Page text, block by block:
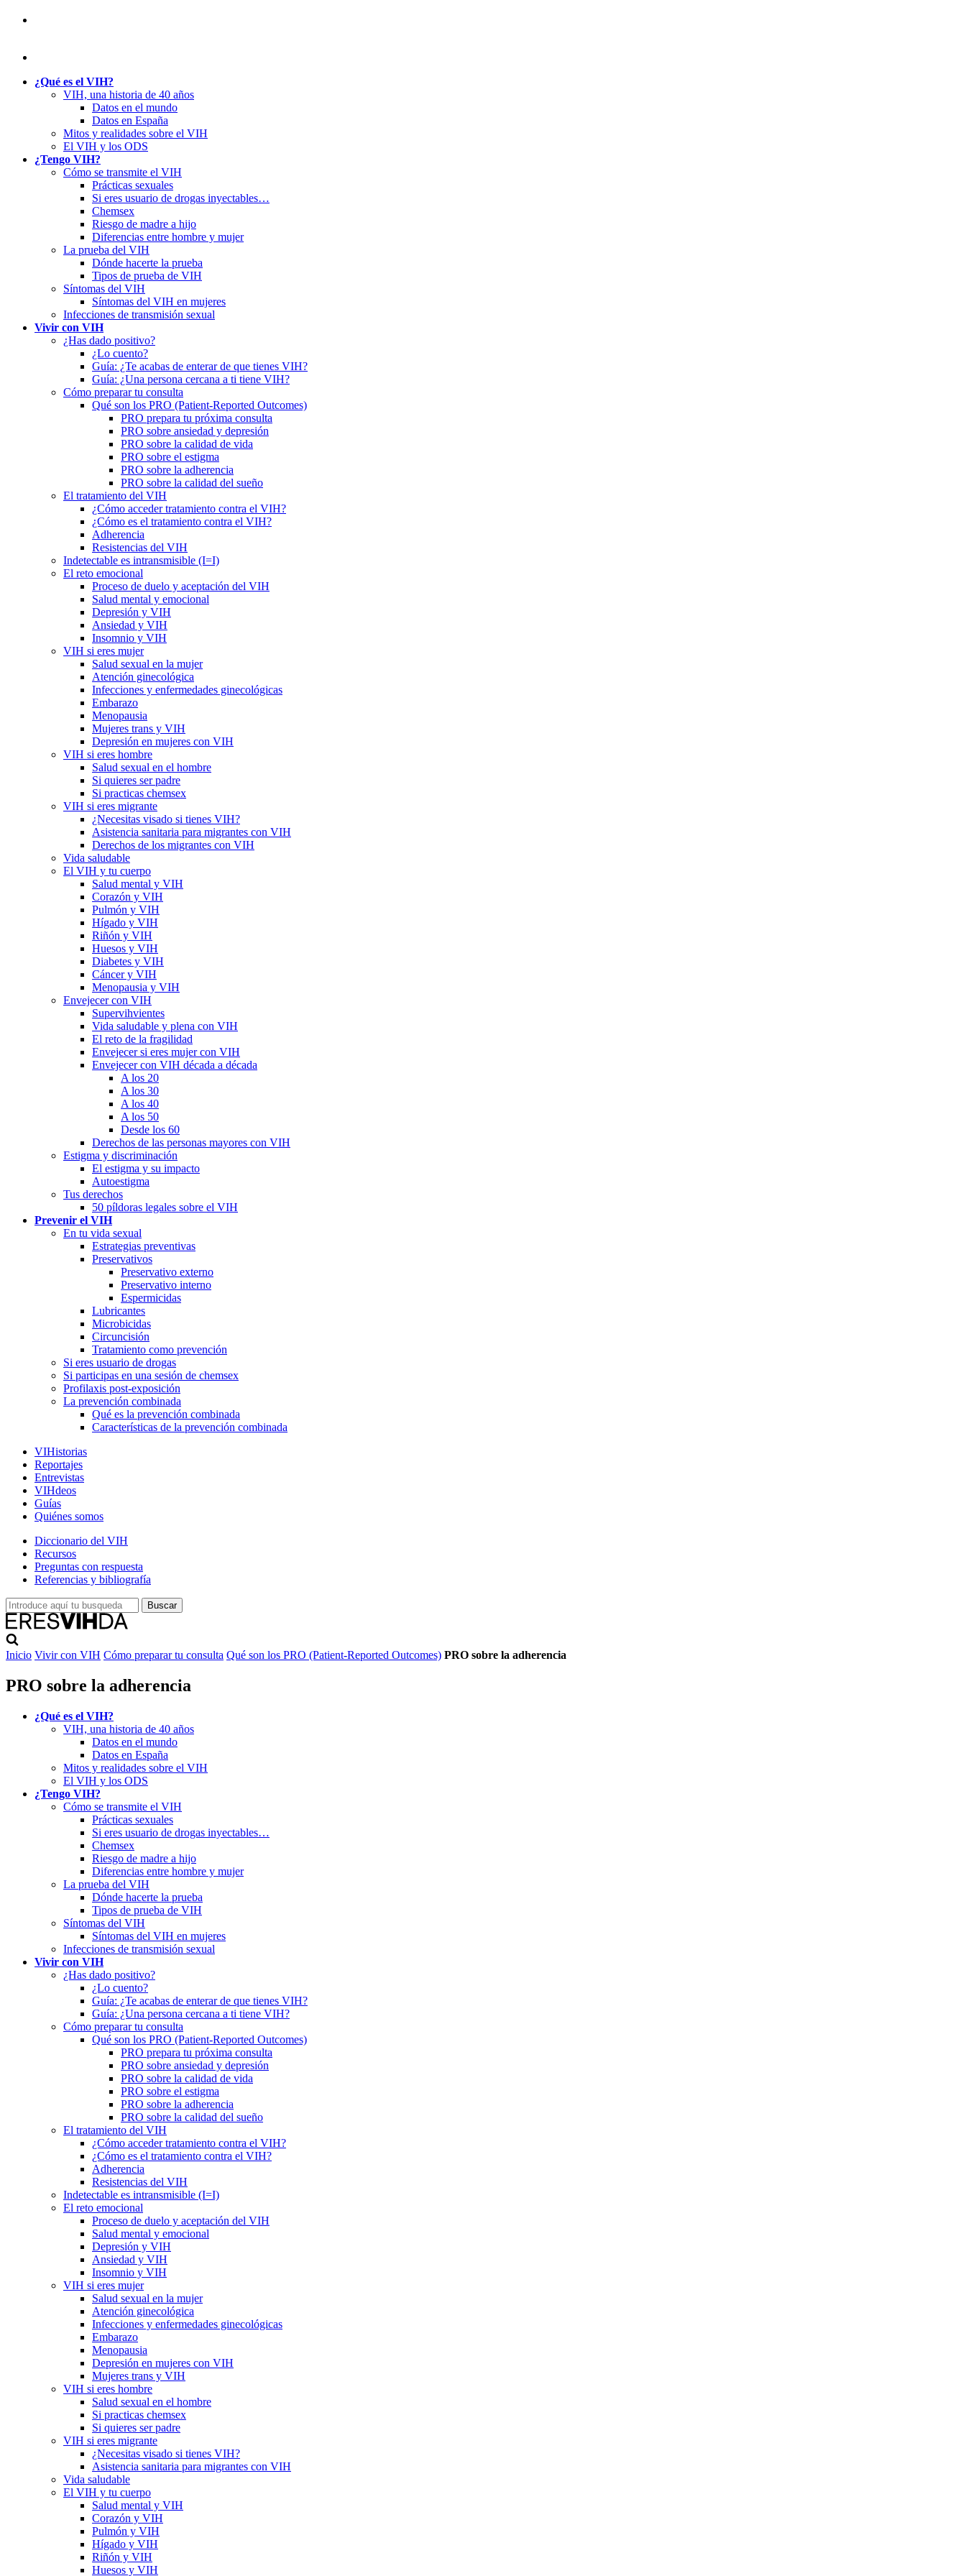
¿Qué es el VIH?
VIH, una historia de 40 años
Datos en el mundo
Datos en España
Mitos y realidades sobre el VIH
El VIH y los ODS
¿Tengo VIH?
Cómo se transmite el VIH
Prácticas sexuales
Si eres usuario de drogas inyectables…
Chemsex
Riesgo de madre a hijo
Diferencias entre hombre y mujer
La prueba del VIH
Dónde hacerte la prueba
Tipos de prueba de VIH
Síntomas del VIH
Síntomas del VIH en mujeres
Infecciones de transmisión sexual
Vivir con VIH
¿Has dado positivo?
¿Lo cuento?
Guía: ¿Te acabas de enterar de que tienes VIH?
Guía: ¿Una persona cercana a ti tiene VIH?
Cómo preparar tu consulta
Qué son los PRO (Patient-Reported Outcomes)
PRO prepara tu próxima consulta
PRO sobre ansiedad y depresión
PRO sobre la calidad de vida
PRO sobre el estigma
PRO sobre la adherencia
PRO sobre la calidad del sueño
El tratamiento del VIH
¿Cómo acceder tratamiento contra el VIH?
¿Cómo es el tratamiento contra el VIH?
Adherencia
Resistencias del VIH
Indetectable es intransmisible (I=I)
El reto emocional
Proceso de duelo y aceptación del VIH
Salud mental y emocional
Depresión y VIH
Ansiedad y VIH
Insomnio y VIH
VIH si eres mujer
Salud sexual en la mujer
Atención ginecológica
Infecciones y enfermedades ginecológicas
Embarazo
Menopausia
Mujeres trans y VIH
Depresión en mujeres con VIH
VIH si eres hombre
Salud sexual en el hombre
Si quieres ser padre
Si practicas chemsex
VIH si eres migrante
¿Necesitas visado si tienes VIH?
Asistencia sanitaria para migrantes con VIH
Derechos de los migrantes con VIH
Vida saludable
El VIH y tu cuerpo
Salud mental y VIH
Corazón y VIH
Pulmón y VIH
Hígado y VIH
Riñón y VIH
Huesos y VIH
Diabetes y VIH
Cáncer y VIH
Menopausia y VIH
Envejecer con VIH
Supervihvientes
Vida saludable y plena con VIH
El reto de la fragilidad
Envejecer si eres mujer con VIH
Envejecer con VIH década a década
A los 20
A los 30
A los 40
A los 50
Desde los 60
Derechos de las personas mayores con VIH
Estigma y discriminación
El estigma y su impacto
Autoestigma
Tus derechos
50 píldoras legales sobre el VIH
Prevenir el VIH
En tu vida sexual
Estrategias preventivas
Preservativos
Preservativo externo
Preservativo interno
Espermicidas
Lubricantes
Microbicidas
Circuncisión
Tratamiento como prevención
Si eres usuario de drogas
Si participas en una sesión de chemsex
Profilaxis post-exposición
La prevención combinada
Qué es la prevención combinada
Características de la prevención combinada
VIHistorias
Reportajes
Entrevistas
VIHdeos
Guías
Quiénes somos
Diccionario del VIH
Recursos
Preguntas con respuesta
Referencias y bibliografía
Inicio Vivir con VIH Cómo preparar tu consulta Qué son los PRO (Patient-Reported Outcomes) PRO sobre la adherencia
PRO sobre la adherencia
¿Qué es el VIH?
VIH, una historia de 40 años
Datos en el mundo
Datos en España
Mitos y realidades sobre el VIH
El VIH y los ODS
¿Tengo VIH?
Cómo se transmite el VIH
Prácticas sexuales
Si eres usuario de drogas inyectables…
Chemsex
Riesgo de madre a hijo
Diferencias entre hombre y mujer
La prueba del VIH
Dónde hacerte la prueba
Tipos de prueba de VIH
Síntomas del VIH
Síntomas del VIH en mujeres
Infecciones de transmisión sexual
Vivir con VIH
¿Has dado positivo?
¿Lo cuento?
Guía: ¿Te acabas de enterar de que tienes VIH?
Guía: ¿Una persona cercana a ti tiene VIH?
Cómo preparar tu consulta
Qué son los PRO (Patient-Reported Outcomes)
PRO prepara tu próxima consulta
PRO sobre ansiedad y depresión
PRO sobre la calidad de vida
PRO sobre el estigma
PRO sobre la adherencia
PRO sobre la calidad del sueño
El tratamiento del VIH
¿Cómo acceder tratamiento contra el VIH?
¿Cómo es el tratamiento contra el VIH?
Adherencia
Resistencias del VIH
Indetectable es intransmisible (I=I)
El reto emocional
Proceso de duelo y aceptación del VIH
Salud mental y emocional
Depresión y VIH
Ansiedad y VIH
Insomnio y VIH
VIH si eres mujer
Salud sexual en la mujer
Atención ginecológica
Infecciones y enfermedades ginecológicas
Embarazo
Menopausia
Depresión en mujeres con VIH
Mujeres trans y VIH
VIH si eres hombre
Salud sexual en el hombre
Si practicas chemsex
Si quieres ser padre
VIH si eres migrante
¿Necesitas visado si tienes VIH?
Asistencia sanitaria para migrantes con VIH
Vida saludable
El VIH y tu cuerpo
Salud mental y VIH
Corazón y VIH
Pulmón y VIH
Hígado y VIH
Riñón y VIH
Huesos y VIH